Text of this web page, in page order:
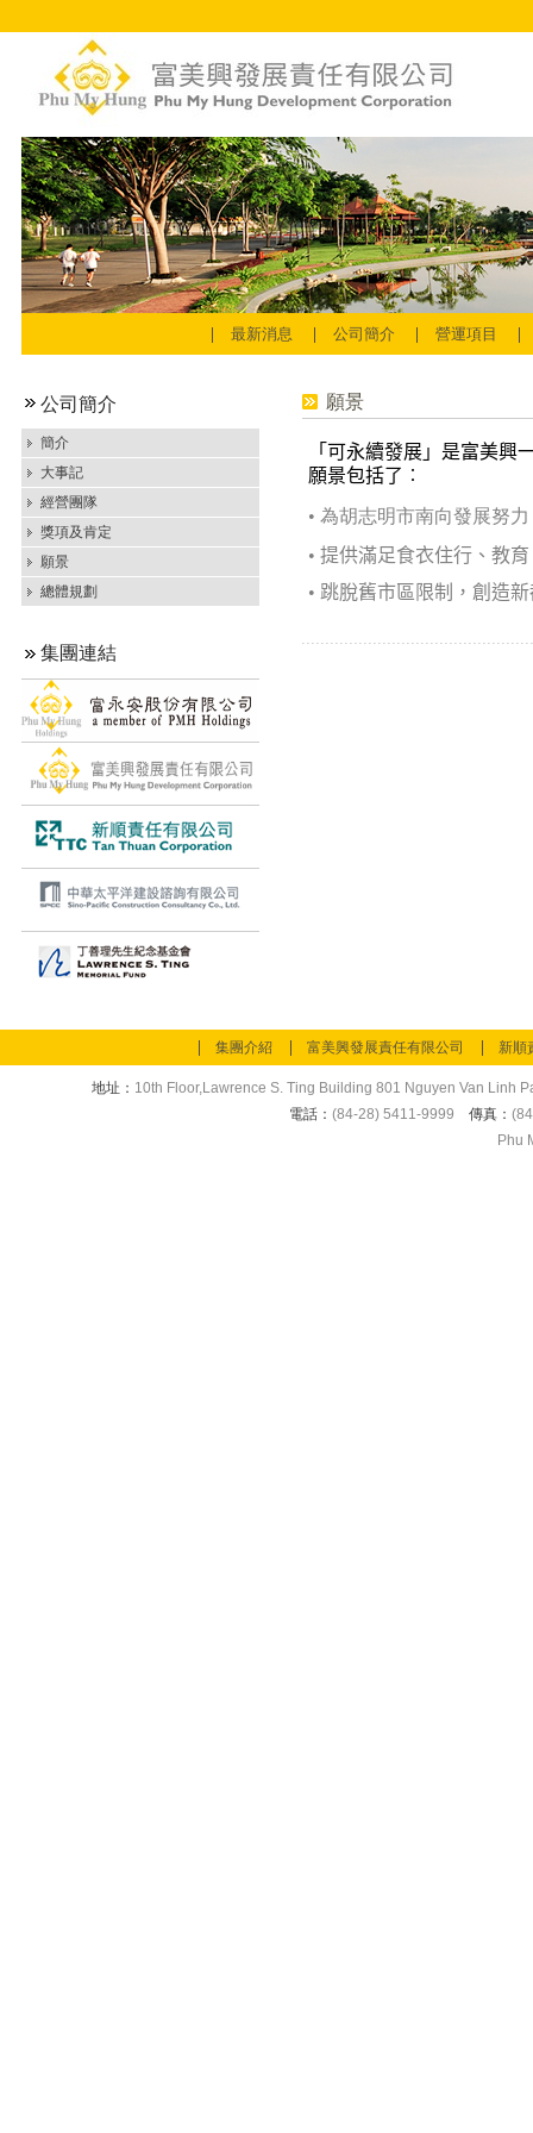
最新消息 公司簡介 營運項目
公司簡介
簡介
大事記
經營團隊
獎項及肯定
願景
總體規劃
集團連結
願景
「可永續發展」是富美興
願景包括了︰
• 為胡志明市南向發展努力
• 提供滿足食衣住行、教
• 跳脫舊市區限制，創造
集團介紹 富美興發展責任有限公司 新順
地址： 10th Floor,Lawrence S. Ting Building 801 Nguyen Van Linh
電話： (84-28) 5411-9999 傳真：
Phu